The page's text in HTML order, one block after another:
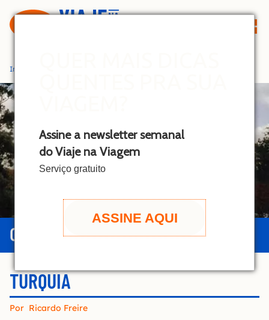
Assine a newsletter semanal
do Viaje na Viagem
Serviço gratuito
ASSINE AQUI
c
o
n
t
e
n
t
Início
GUIA DA TURQUIA
TURQUIA
Por Ricardo Freire